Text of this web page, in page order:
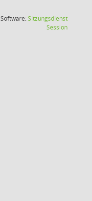
Software:Sitzungsdienst
Session(Wird in